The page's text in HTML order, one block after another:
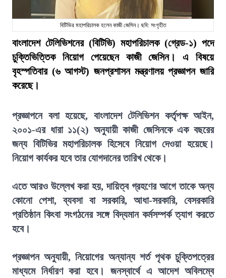
বিটিভির মহাপরিচালক হলেন কাজী জেসিন। ছবি: সংগৃহীত
বাংলাদেশ টেলিভিশনের (বিটিভি) মহাপরিচালক (গ্রেড-১) পদে
চুক্তিভিত্তিক নিয়োগ পেয়েছেন কাজী জেসিন। এ বিষয়ে
বৃহস্পতিবার (৬ আগস্ট) জনপ্রশাসন মন্ত্রণালয় প্রজ্ঞাপন জারি
করেছে।
প্রজ্ঞাপনে বলা হয়েছে, বাংলাদেশ টেলিভিশন কর্তৃপক্ষ আইন,
২০০১-এর ধারা ১১(২) অনুযায়ী কাজী জেসিনকে এক বছরের
জন্য বিটিভির মহাপরিচালক হিসেবে নিয়োগ দেওয়া হয়েছে।
নিয়োগ কার্যকর হবে তার যোগদানের তারিখ থেকে।
এতে আরও উল্লেখ করা হয়, দায়িত্ব গ্রহণের আগে তাকে অন্য
কোনো পেশা, ব্যবসা বা সরকারি, আধা-সরকারি, বেসরকারি
প্রতিষ্ঠান কিংবা সংগঠনের সঙ্গে বিদ্যমান কর্মসম্পর্ক ত্যাগ করতে
হবে।
প্রজ্ঞাপন অনুযায়ী, নিয়োগের অন্যান্য শর্ত পৃথক চুক্তিপত্রের
মাধ্যমে নির্ধারণ করা হবে। জনস্বার্থে এ আদেশ অবিলম্বে